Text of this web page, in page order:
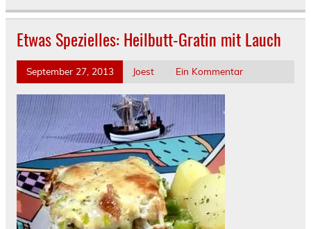
Etwas Spezielles: Heilbutt-Gratin mit Lauch
September 27, 2013 Joest Ein Kommentar